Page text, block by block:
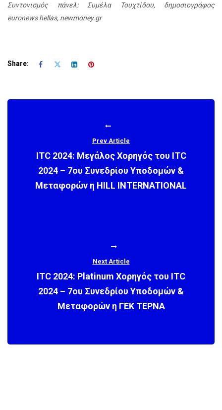
Συντονισμός πάνελ: Συμέλα Τουχτίδου, δημοσιογράφος
euronews hellas, newmoney.gr
Share:
Prev Article
ITC 2024: Μεγάλος Χορηγός του ITC
2024 – 7ου Συνεδρίου Υποδομών &
Μεταφορών η HILL INTERNATIONAL
Next Article
ITC 2024: Platinum Χορηγός του ITC
2024 – 7ου Συνεδρίου Υποδομών &
Μεταφορών η ΓΕΚ ΤΕΡΝΑ